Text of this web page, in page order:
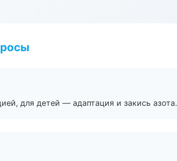
для детей — адаптация и закись азота.